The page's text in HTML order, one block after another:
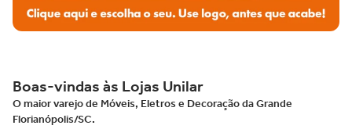
Boas-vindas às Lojas Unilar
O maior varejo de Móveis, Eletros e Decoração da Grande
Florianópolis/SC.